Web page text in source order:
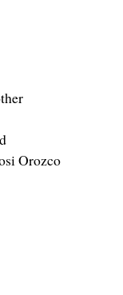
Orozco